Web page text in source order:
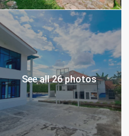
See all 26 photos